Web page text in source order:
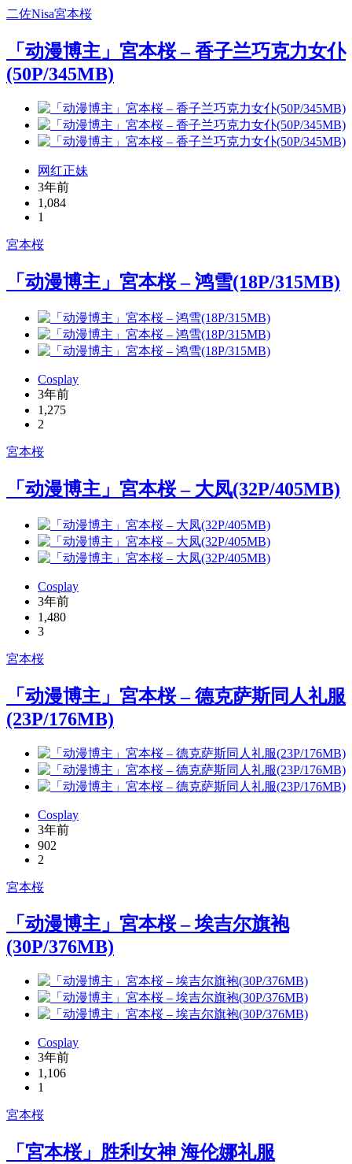
二佐Nisa宮本桜
「动漫博主」宮本桜 – 香子兰巧克力女仆
(50P/345MB)
网红正妹
3年前
1,084
1
宮本桜
「动漫博主」宮本桜 – 鸿雪(18P/315MB)
Cosplay
3年前
1,275
2
宮本桜
「动漫博主」宮本桜 – 大凤(32P/405MB)
Cosplay
3年前
1,480
3
宮本桜
「动漫博主」宮本桜 – 德克萨斯同人礼服
(23P/176MB)
Cosplay
3年前
902
2
宮本桜
「动漫博主」宮本桜 – 埃吉尔旗袍
(30P/376MB)
Cosplay
3年前
1,106
1
宮本桜
「宮本桜」胜利女神 海伦娜礼服